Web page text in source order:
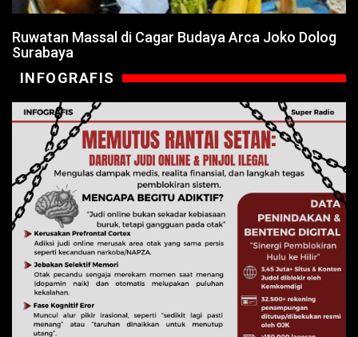
Ruwatan Massal di Cagar Budaya Arca Joko Dolog
Surabaya
INFOGRAFIS